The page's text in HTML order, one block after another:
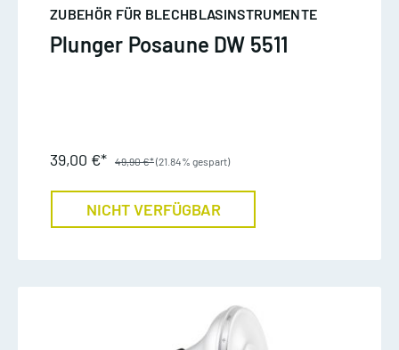
ZUBEHÖR FÜR BLECHBLASINSTRUMENTE
Plunger Posaune DW 5511
39,00 €* 49,90 €*(21.84% gespart)
NICHT VERFÜGBAR